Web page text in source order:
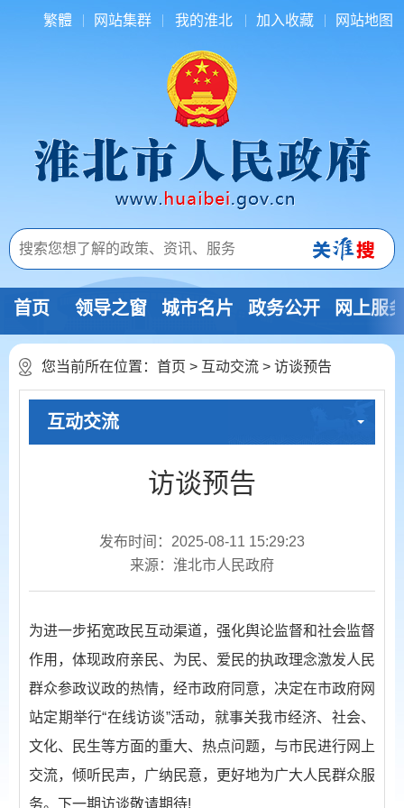
繁體 网站集群 我的淮北 加入收藏 网站地图
首页 领导之窗 城市名片 政务公开 网上服
您当前所在位置： 首页 > 互动交流 > 访谈预告
互动交流
访谈预告
发布时间：2025-08-11 15:29:23
来源：淮北市人民政府
为进一步拓宽政民互动渠道，强化舆论监督和社会监督
作用，体现政府亲民、为民、爱民的执政理念激发人民
群众参政议政的热情，经市政府同意，决定在市政府网
站定期举行“在线访谈”活动，就事关我市经济、社会、
文化、民生等方面的重大、热点问题，与市民进行网上
交流，倾听民声，广纳民意，更好地为广大人民群众服
务。下一期访谈敬请期待!